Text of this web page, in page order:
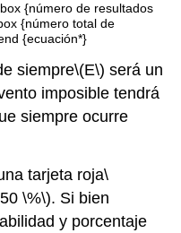
{número de resultados
{número total de
{ecuación*}
siempre\(E\) será un
imposible tendrá
siempre ocurre
tarjeta roja\
\%\). Si bien
y porcentaje